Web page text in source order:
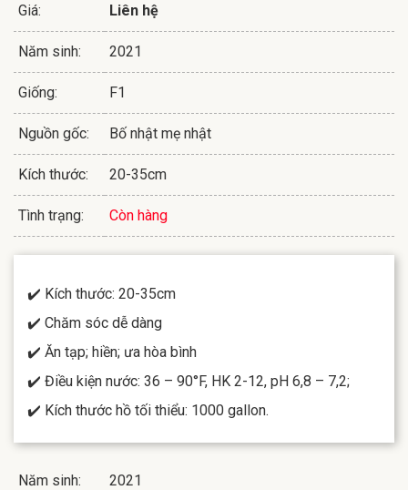
Giá: Liên hệ
Năm sinh: 2021
Giống: F1
Nguồn gốc: Bố nhật mẹ nhật
Kích thước: 20-35cm
Tình trạng: Còn hàng
✔️ Kích thước: 20-35cm
✔️ Chăm sóc dễ dàng
✔️ Ăn tạp; hiền; ưa hòa bình
✔️ Điều kiện nước: 36 – 90°F, HK 2-12, pH 6,8 – 7,2;
✔️ Kích thước hồ tối thiểu: 1000 gallon.
Năm sinh: 2021